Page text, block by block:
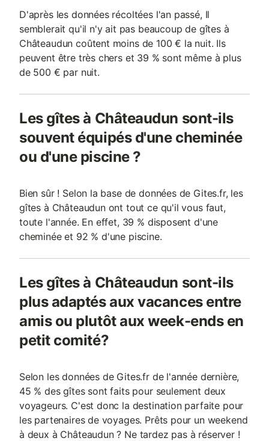
D'après les données récoltées l'an passé, Il
semblerait qu'il n'y ait pas beaucoup de gîtes à
Châteaudun coûtent moins de 100 € la nuit. Ils
peuvent être très chers et 39 % sont même à plus
de 500 € par nuit.
Les gîtes à Châteaudun sont-ils
souvent équipés d'une cheminée
ou d'une piscine ?
Bien sûr ! Selon la base de données de Gites.fr, les
gîtes à Châteaudun ont tout ce qu'il vous faut,
toute l'année. En effet, 39 % disposent d'une
cheminée et 92 % d'une piscine.
Les gîtes à Châteaudun sont-ils
plus adaptés aux vacances entre
amis ou plutôt aux week-ends en
petit comité?
Selon les données de Gites.fr de l'année dernière,
45 % des gîtes sont faits pour seulement deux
voyageurs. C'est donc la destination parfaite pour
les partenaires de voyages. Prêts pour un weekend
à deux à Châteaudun ? Ne tardez pas à réserver !